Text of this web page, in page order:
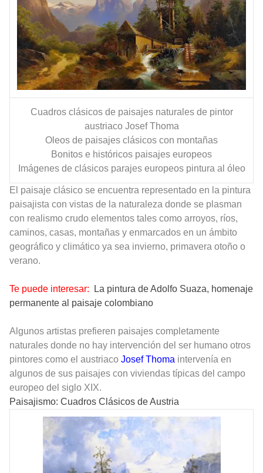
Cuadros clásicos de paisajes naturales de pintor
austriaco Josef Thoma
Oleos de paisajes clásicos con montañas
Bonitos e históricos paisajes europeos
Imágenes de clásicos parajes europeos pintura al óleo
El paisaje clásico se encuentra representado en la pintura
paisajista con vistas de la naturaleza donde se plasman
con realismo crudo elementos tales como arroyos, ríos,
caminos, casas, montañas y enmarcados en un ámbito
geográfico y climático ya sea invierno, primavera otoño o
verano.
Te puede interesar:
La pintura de Adolfo Suaza, homenaje
permanente al paisaje colombiano
Algunos artistas prefieren paisajes completamente
naturales donde no hay intervención del ser humano otros
pintores como el austriaco Josef Thoma intervenía en
algunos de sus paisajes con viviendas típicas del campo
europeo del siglo XIX.
Paisajismo: Cuadros Clásicos de Austria